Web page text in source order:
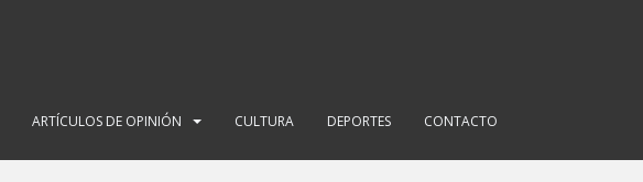
ARTÍCULOS DE OPINIÓN CULTURA DEPORTES CONTACTO